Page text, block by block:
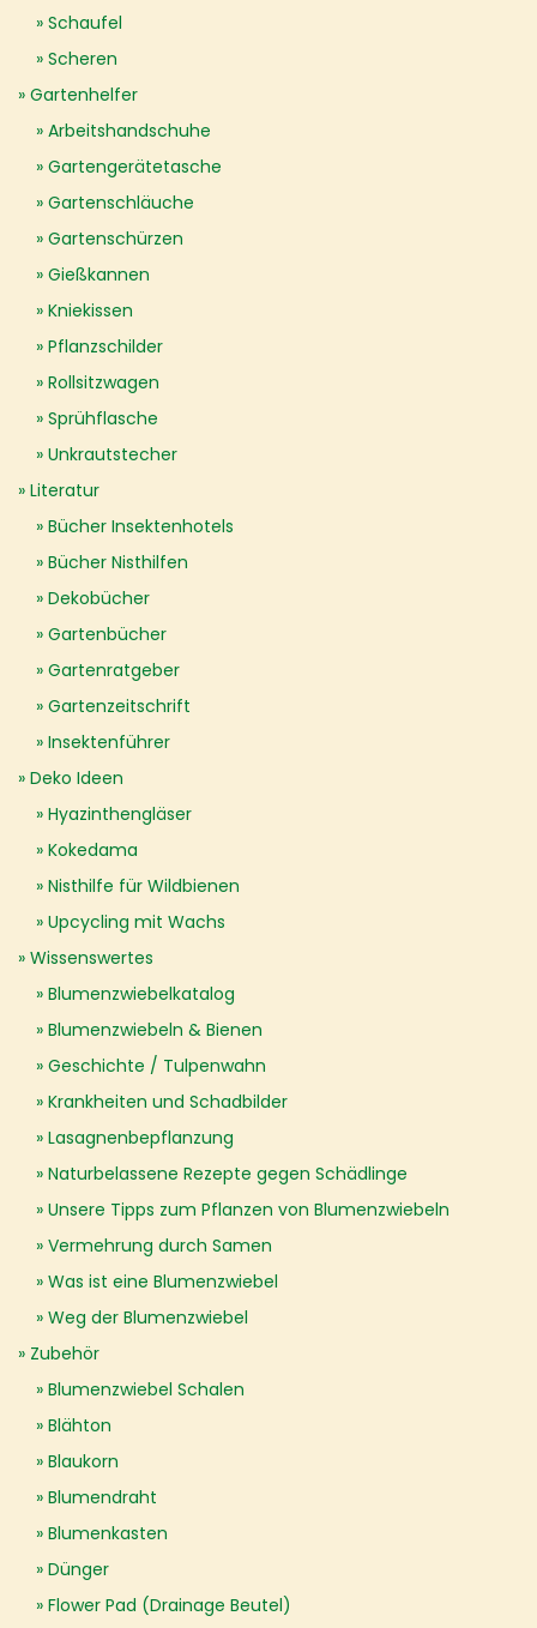
Schaufel
Scheren
Gartenhelfer
Arbeitshandschuhe
Gartengerätetasche
Gartenschläuche
Gartenschürzen
Gießkannen
Kniekissen
Pflanzschilder
Rollsitzwagen
Sprühflasche
Unkrautstecher
Literatur
Bücher Insektenhotels
Bücher Nisthilfen
Dekobücher
Gartenbücher
Gartenratgeber
Gartenzeitschrift
Insektenführer
Deko Ideen
Hyazinthengläser
Kokedama
Nisthilfe für Wildbienen
Upcycling mit Wachs
Wissenswertes
Blumenzwiebelkatalog
Blumenzwiebeln & Bienen
Geschichte / Tulpenwahn
Krankheiten und Schadbilder
Lasagnenbepflanzung
Naturbelassene Rezepte gegen Schädlinge
Unsere Tipps zum Pflanzen von Blumenzwiebeln
Vermehrung durch Samen
Was ist eine Blumenzwiebel
Weg der Blumenzwiebel
Zubehör
Blumenzwiebel Schalen
Blähton
Blaukorn
Blumendraht
Blumenkasten
Dünger
Flower Pad (Drainage Beutel)